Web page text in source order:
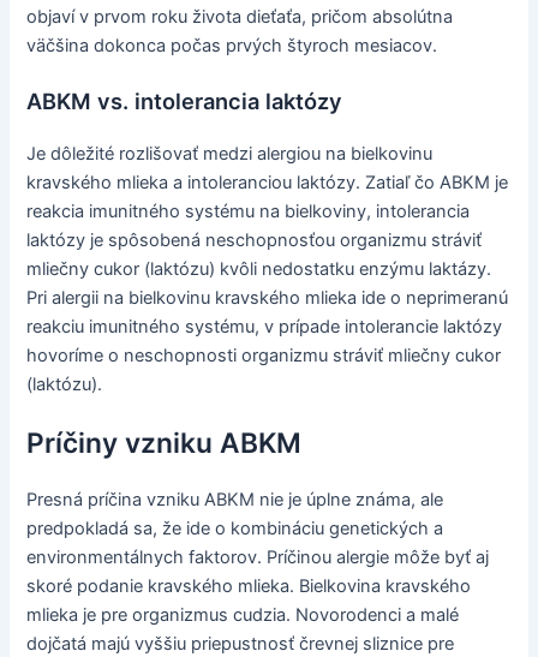
objaví v prvom roku života dieťaťa, pričom absolútna
väčšina dokonca počas prvých štyroch mesiacov.
ABKM vs. intolerancia laktózy
Je dôležité rozlišovať medzi alergiou na bielkovinu
kravského mlieka a intoleranciou laktózy. Zatiaľ čo ABKM je
reakcia imunitného systému na bielkoviny, intolerancia
laktózy je spôsobená neschopnosťou organizmu stráviť
mliečny cukor (laktózu) kvôli nedostatku enzýmu laktázy.
Pri alergii na bielkovinu kravského mlieka ide o neprimeranú
reakciu imunitného systému, v prípade intolerancie laktózy
hovoríme o neschopnosti organizmu stráviť mliečny cukor
(laktózu).
Príčiny vzniku ABKM
Presná príčina vzniku ABKM nie je úplne známa, ale
predpokladá sa, že ide o kombináciu genetických a
environmentálnych faktorov. Príčinou alergie môže byť aj
skoré podanie kravského mlieka. Bielkovina kravského
mlieka je pre organizmus cudzia. Novorodenci a malé
dojčatá majú vyššiu priepustnosť črevnej sliznice pre